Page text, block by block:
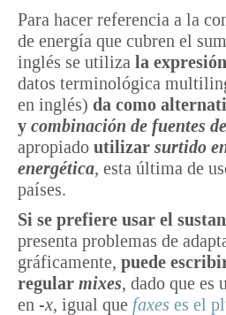
Para hacer referencia a la
de energía que cubren el
inglés se utiliza la expresión
datos terminológica
en inglés) da como
y combinación de fuentes
apropiado utilizar surtido
energética, esta última de
países.
Si se prefiere usar el
presenta problemas de
gráficamente, puede
regular mixes, dado que es
en -⁠x, igual que faxes es el